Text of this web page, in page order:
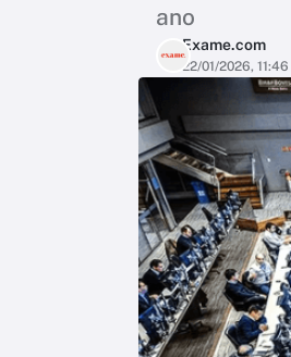
ano
Exame.com
22/01/2026, 11:46